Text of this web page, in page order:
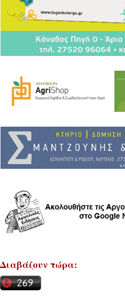
Διαβάζουν τώρα: